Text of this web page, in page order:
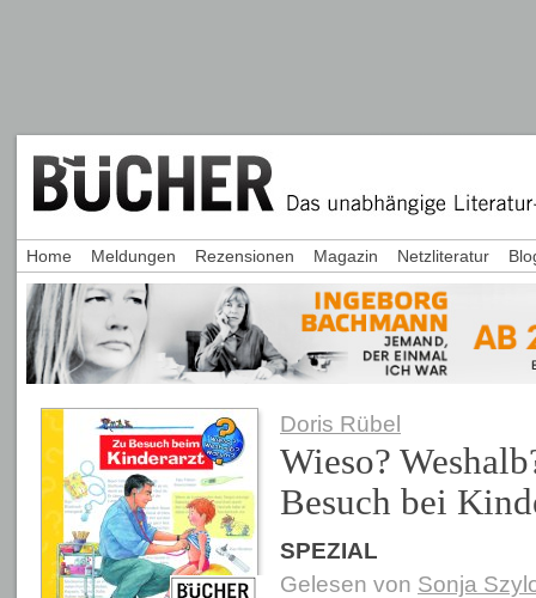
Doris Rübel
Wieso?
Besuch bei
SPEZIAL
Gelesen von Sonja
Home Meldungen Rezensionen Magazin Netzliteratur